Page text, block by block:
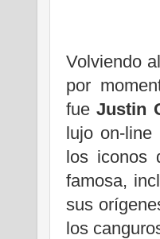
Volviendo
por
fueJustin
lujo on-line
los iconos
famosa,
sus
los